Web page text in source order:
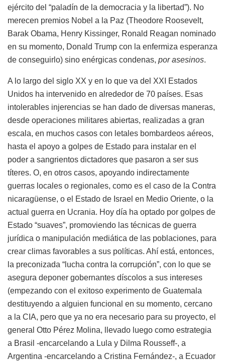
ejército del “paladín de la democracia y la libertad”). No
merecen premios Nobel a la Paz (Theodore Roosevelt,
Barak Obama, Henry Kissinger, Ronald Reagan nominado
en su momento, Donald Trump con la enfermiza esperanza
de conseguirlo) sino enérgicas condenas, por asesinos.
A lo largo del siglo XX y en lo que va del XXI Estados
Unidos ha intervenido en alrededor de 70 países. Esas
intolerables injerencias se han dado de diversas maneras,
desde operaciones militares abiertas, realizadas a gran
escala, en muchos casos con letales bombardeos aéreos,
hasta el apoyo a golpes de Estado para instalar en el
poder a sangrientos dictadores que pasaron a ser sus
títeres. O, en otros casos, apoyando indirectamente
guerras locales o regionales, como es el caso de la Contra
nicaragüense, o el Estado de Israel en Medio Oriente, o la
actual guerra en Ucrania. Hoy día ha optado por golpes de
Estado “suaves”, promoviendo las técnicas de guerra
jurídica o manipulación mediática de las poblaciones, para
crear climas favorables a sus políticas. Ahí está, entonces,
la preconizada “lucha contra la corrupción”, con lo que se
asegura deponer gobernantes díscolos a sus intereses
(empezando con el exitoso experimento de Guatemala
destituyendo a alguien funcional en su momento, cercano
a la CIA, pero que ya no era necesario para su proyecto, el
general Otto Pérez Molina, llevado luego como estrategia
a Brasil -encarcelando a Lula y Dilma Rousseff-, a
Argentina -encarcelando a Cristina Fernández-, a Ecuador